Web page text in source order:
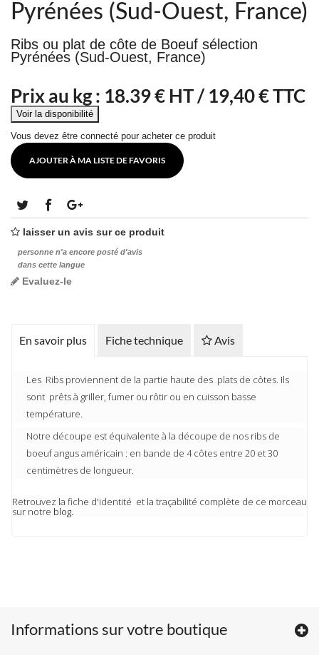
Pyrénées (Sud-Ouest, France)
Ribs ou plat de côte de Boeuf sélection
Pyrénées (Sud-Ouest, France)
Prix au kg : 18.39€ HT /19,40 € TTC
Vous devez être connecté pour acheter ce produit
AJOUTER À MA LISTE DE FAVORIS
laisser un avis sur ce produit
personne n'a encore posté d'avis
dans cette langue
Evaluez-le
En savoir plus Fiche technique Avis
Les Ribs proviennent de la partie haute des plats de côtes. Ils
sont prêts à griller, fumer ou rôtir ou en cuisson basse
température.
Notre découpe est équivalente à la découpe de nos ribs de
boeuf angus américain : en bande de 4 côtes entre 20 et 30
centimètres de longueur.
Retrouvez la fiche d'identité et la traçabilité complète de ce morceau
sur notre blog.
Informations sur votre boutique